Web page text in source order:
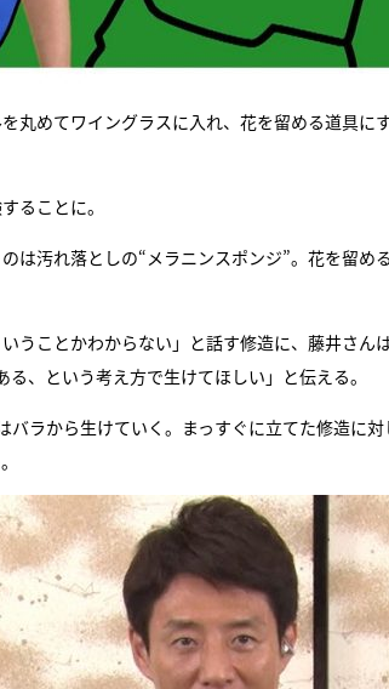
丸めてワイングラスに入れ、花を留める道具に
ることに。
は汚れ落としの“メラニンスポンジ”。花を留め
うことかわからない」と話す修造に、藤井さん
、という考え方で生けてほしい」と伝える。
ラから生けていく。まっすぐに立てた修造に